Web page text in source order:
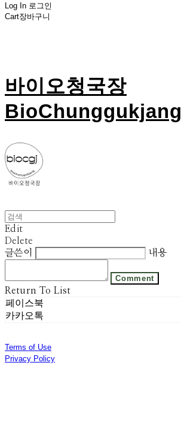
Log In 로그인
Cart장바구니
바이오청국장
BioChunggukjang
Edit
Delete
글쓴이
내용
Comment
Return To List
페이스북
카카오톡
Terms of Use
Privacy Policy